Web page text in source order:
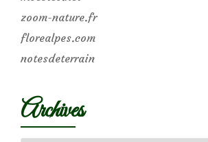
zoom-nature.fr
florealpes.com
notesdeterrain
Archives